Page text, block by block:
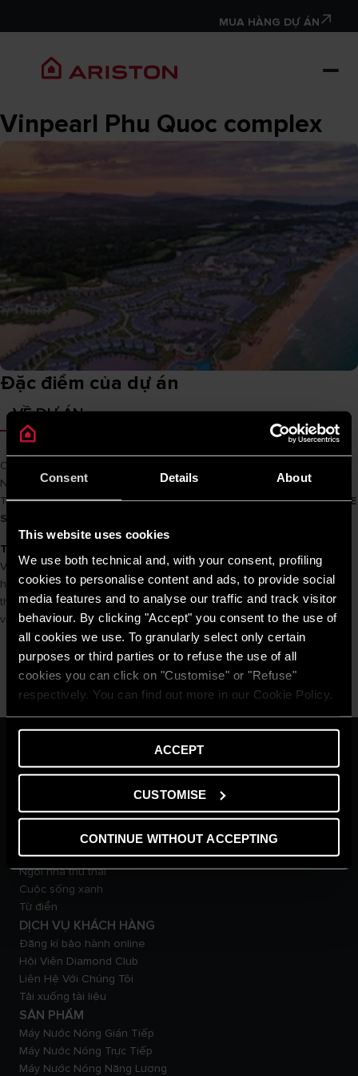
Consent Details About
This website uses cookies
We use both technical and, with your consent, profiling
cookies to personalise content and ads, to provide social
media features and to analyse our traffic and track visitor
behaviour. By clicking "Accept" you consent to the use of
all cookies we use. To granularly select only certain
purposes or third parties or to refuse the use of all
cookies you can click on "Customise" or "Refuse"
respectively. You can find out more in our Cookie Policy.
ACCEPT
CUSTOMISE
CONTINUE WITHOUT ACCEPTING
MUA HÀNG DỰ ÁN
Vinpearl Phu Quoc complex
Đặc điểm của dự án
VỀ DỰ ÁN
Chủ đầu tư
Nhà thầu chínhNhà thầu chính | Main Cons: D
Tên sản phẩmSL 20 B 2.5 FE / SL 30 B 2.5 FE / STAR N 30 R 2.5 FE
STAR N 15 R 2.5 FE / PRO R 50 SH 2.5 FE
Thông tin dự án
Vinpearl Phú Quốc là khu nghỉ dưỡng đẳng cấp 5 sao, nằm ở Bãi Dài
huyện đảo Phú Quốc – nơi lưu giữ được vẻ đẹp hoang sơ nguyên
thủy. Quần thể bao gồm khu khách sạn, resort, khu vui chơi giải trí,
vườn thú, sân golf…
Thương hiệu Ariston
TẠP CHÍ
Mẹo & giải pháp
Tin tức
Ngôi nhà thư thái
Cuộc sống xanh
Từ điển
DỊCH VỤ KHÁCH HÀNG
Đăng kí bảo hành online
Hội Viên Diamond Club
Liên Hệ Với Chúng Tôi
Tải xuống tài liệu
SẢN PHẨM
Máy Nước Nóng Gián Tiếp
Máy Nước Nóng Trực Tiếp
Máy Nước Nóng Năng Lượng